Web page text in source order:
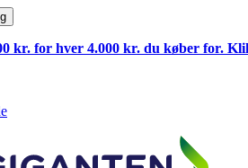
kr. for hver 4.000 kr. du køber for.